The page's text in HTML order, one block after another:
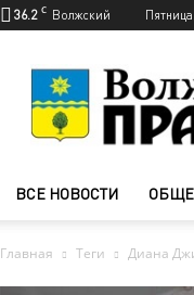
36.2 C Волжский
—
ВСЕ НОВОСТИ
Главная Теги Диана